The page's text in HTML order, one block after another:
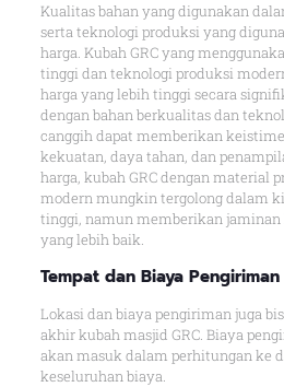
Kualitas bahan yang digunakan
serta teknologi produksi yang
harga. Kubah GRC yang
tinggi dan teknologi produksi
harga yang lebih tinggi secara
dengan bahan berkualitas dan
canggih dapat memberikan
kekuatan, daya tahan, dan
harga, kubah GRC dengan material
modern mungkin tergolong dalam
tinggi, namun memberikan
yang lebih baik.
Tempat dan Biaya Pengiriman
Lokasi dan biaya pengiriman juga
akhir kubah masjid GRC. Biaya
akan masuk dalam perhitungan ke
keseluruhan biaya.